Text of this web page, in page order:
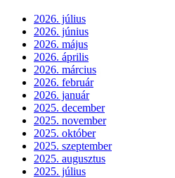
2026. július
2026. június
2026. május
2026. április
2026. március
2026. február
2026. január
2025. december
2025. november
2025. október
2025. szeptember
2025. augusztus
2025. július